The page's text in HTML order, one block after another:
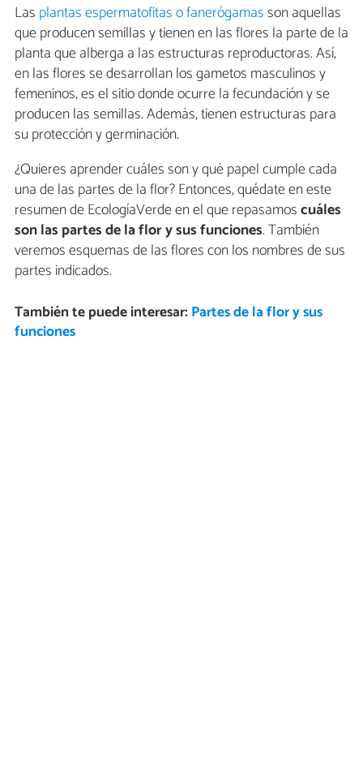
Las plantas espermatofitas o fanerógamasson aquellas
que producen semillas y tienen en las flores la parte de la
planta que alberga a las estructuras reproductoras. Así,
en las flores se desarrollan los gametos masculinos y
femeninos, es el sitio donde ocurre la fecundación y se
producen las semillas. Además, tienen estructuras para
su protección y germinación.
¿Quieres aprender cuáles son y qué papel cumple cada
una de las partes de la flor? Entonces, quédate en este
resumen de EcologíaVerde en el que repasamoscuáles
son las partes de la flor y sus funciones. También
veremos esquemas de las flores con los nombres de sus
partes indicados.
También te puede interesar: Partes de la flor y sus
funciones